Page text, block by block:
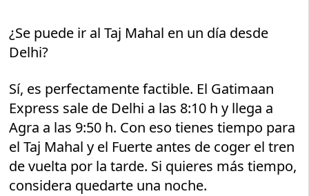
¿Se puede ir al Taj Mahal en un día desde
Delhi?
Sí, es perfectamente factible. El Gatimaan
Express sale de Delhi a las 8:10 h y llega a
Agra a las 9:50 h. Con eso tienes tiempo para
el Taj Mahal y el Fuerte antes de coger el tren
de vuelta por la tarde. Si quieres más tiempo,
considera quedarte una noche.